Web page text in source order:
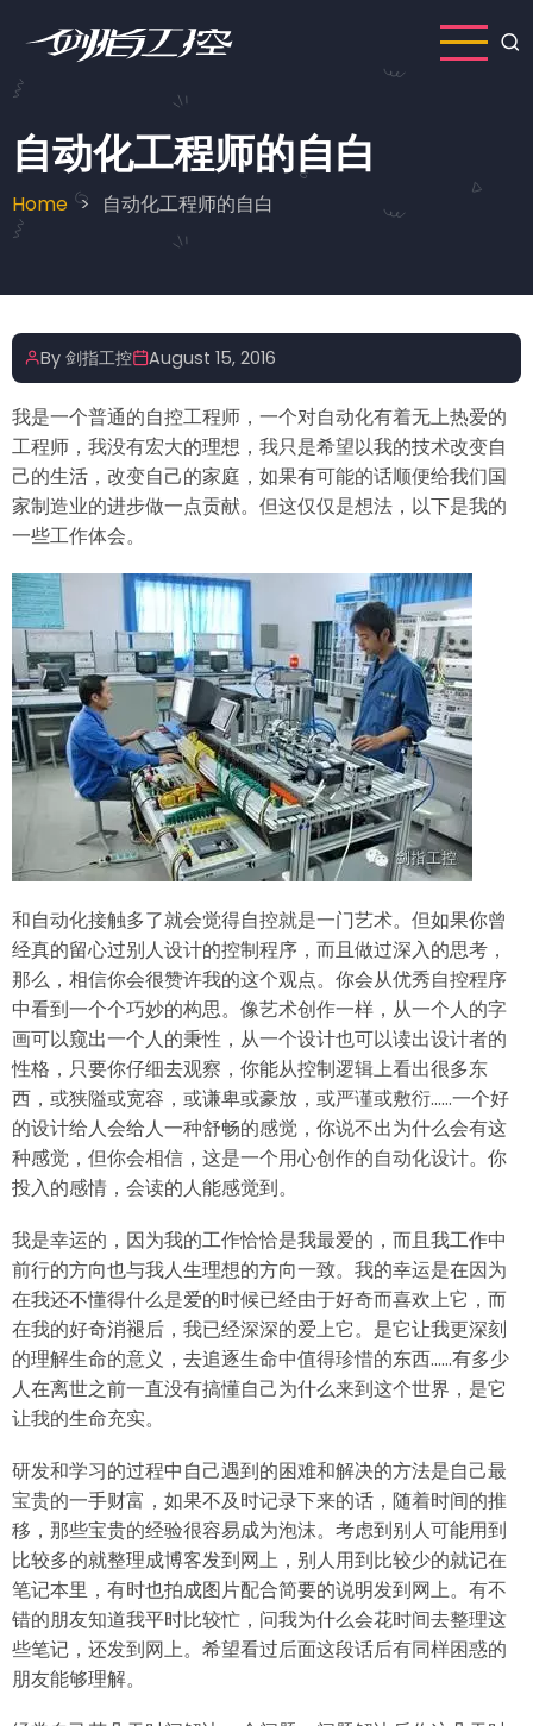
main
content
自动化工程师的自白
Breadcrumb
Home 自动化工程师的自白
By 剑指工控 August 15, 2016
我是一个普通的自控工程师，一个对自动化有着无上热爱的
工程师，我没有宏大的理想，我只是希望以我的技术改变自
己的生活，改变自己的家庭，如果有可能的话顺便给我们国
家制造业的进步做一点贡献。但这仅仅是想法，以下是我的
一些工作体会。
和自动化接触多了就会觉得自控就是一门艺术。但如果你曾
经真的留心过别人设计的控制程序，而且做过深入的思考，
那么，相信你会很赞许我的这个观点。你会从优秀自控程序
中看到一个个巧妙的构思。像艺术创作一样，从一个人的字
画可以窥出一个人的秉性，从一个设计也可以读出设计者的
性格，只要你仔细去观察，你能从控制逻辑上看出很多东
西，或狭隘或宽容，或谦卑或豪放，或严谨或敷衍……一个好
的设计给人会给人一种舒畅的感觉，你说不出为什么会有这
种感觉，但你会相信，这是一个用心创作的自动化设计。你
投入的感情，会读的人能感觉到。
我是幸运的，因为我的工作恰恰是我最爱的，而且我工作中
前行的方向也与我人生理想的方向一致。我的幸运是在因为
在我还不懂得什么是爱的时候已经由于好奇而喜欢上它，而
在我的好奇消褪后，我已经深深的爱上它。是它让我更深刻
的理解生命的意义，去追逐生命中值得珍惜的东西……有多少
人在离世之前一直没有搞懂自己为什么来到这个世界，是它
让我的生命充实。
研发和学习的过程中自己遇到的困难和解决的方法是自己最
宝贵的一手财富，如果不及时记录下来的话，随着时间的推
移，那些宝贵的经验很容易成为泡沫。考虑到别人可能用到
比较多的就整理成博客发到网上，别人用到比较少的就记在
笔记本里，有时也拍成图片配合简要的说明发到网上。有不
错的朋友知道我平时比较忙，问我为什么会花时间去整理这
些笔记，还发到网上。希望看过后面这段话后有同样困惑的
朋友能够理解。